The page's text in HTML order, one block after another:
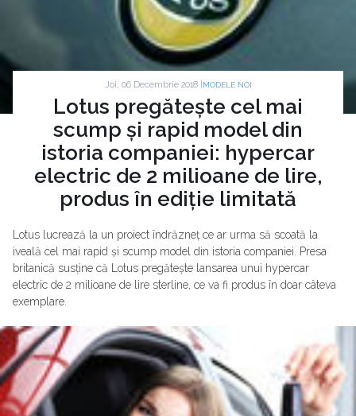
Joi, 06 Decembrie 2018 | MODELE NOI
Lotus pregătește cel mai
scump și rapid model din
istoria companiei: hypercar
electric de 2 milioane de lire,
produs în ediție limitată
Lotus lucrează la un proiect îndrăzneț ce ar urma să scoată la
iveală cel mai rapid și scump model din istoria companiei. Presa
britanică susține că Lotus pregătește lansarea unui hypercar
electric de 2 milioane de lire sterline, ce va fi produs în doar câteva
exemplare.